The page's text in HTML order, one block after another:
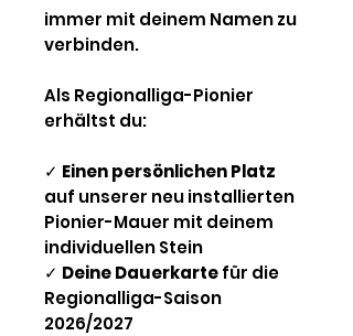
immer mit deinem Namen zu
verbinden.
Als Regionalliga-Pionier
erhältst du:
✓ Einen persönlichen Platz
auf unserer neu installierten
Pionier-Mauer mit deinem
individuellen Stein
✓ Deine Dauerkartefür die
Regionalliga-Saison
2026/2027